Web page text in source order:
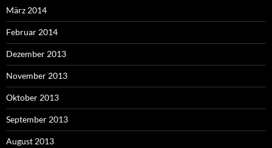
März 2014
Februar 2014
Dezember 2013
November 2013
Oktober 2013
September 2013
August 2013